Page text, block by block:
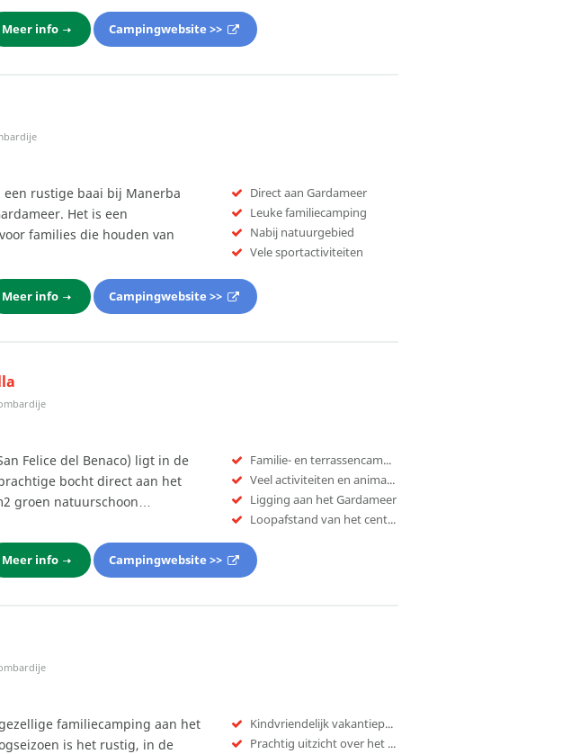
Meer info Campingwebsite >>
een rustige baai bij Manerba
Het is een
families die houden van
Direct aan Gardameer
Leuke familiecamping
Nabij natuurgebied
Vele sportactiviteiten
Meer info Campingwebsite >>
Felice del Benaco) ligt in de
bocht direct aan het
groen natuurschoon…
Familie- en terrassencamping
Veel activiteiten en animatie
Ligging aan het Gardameer
Loopafstand van het centrum
Meer info Campingwebsite >>
familiecamping aan het
is het rustig, in de
Kindvriendelijk vakantiepark
Prachtig uitzicht over het meer